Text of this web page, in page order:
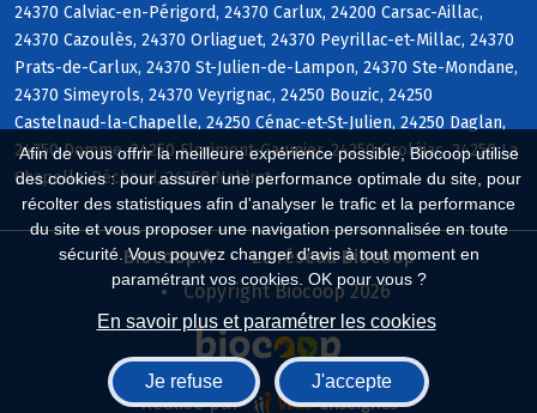
Afin de vous offrir la meilleure expérience possible, Biocoop utilise
des cookies : pour assurer une performance optimale du site, pour
récolter des statistiques afin d'analyser le trafic et la performance
du site et vous proposer une navigation personnalisée en toute
sécurité. Vous pouvez changer d'avis à tout moment en
paramétrant vos cookies. OK pour vous ?
En savoir plus et paramétrer les cookies
Je refuse J'accepte
24370 Calviac-en-Périgord, 24370 Carlux, 24200 Carsac-Aillac,
24370 Cazoulès, 24370 Orliaguet, 24370 Peyrillac-et-Millac, 24370
Prats-de-Carlux, 24370 St-Julien-de-Lampon, 24370 Ste-Mondane,
24370 Simeyrols, 24370 Veyrignac, 24250 Bouzic, 24250
Castelnaud-la-Chapelle, 24250 Cénac-et-St-Julien, 24250 Daglan,
24250 Domme, 24250 Florimont-Gaumier, 24250 Groléjac, 24250 La
Chapelle-Péchaud, 24250 Nabirat
Biocoop.fr
Le réseau Biocoop
Copyright Biocoop 2026
Réalisé par